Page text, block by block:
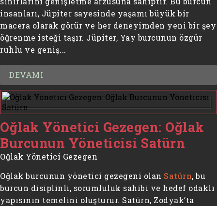
insanları, Jüpiter sayesinde yaşamı büyük bir
macera olarak görür ve her deneyimden yeni bir şey
öğrenme isteği taşır. Jüpiter, Yay burcunun özgür
ruhlu ve geniş...
DEVAMI
Oğlak Yönetici Gezegen: Oğlak
Burcunun Yöneticisi Satürn
Oğlak Yönetici Gezegen
Oğlak burcunun yönetici gezegeni olan Satürn, bu
burcun disiplinli, sorumluluk sahibi ve hedef odaklı
yapısının temelini oluşturur. Satürn, Zodyak’ta